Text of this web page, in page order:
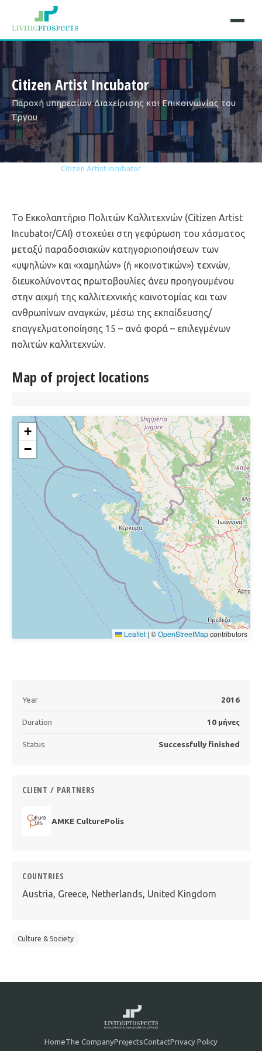
Citizen Artist Incubator
Παροχή υπηρεσίων Διαχείρισης και Επικοινωνίας του
Έργου
Citizen Artist Incubator
Το Εκκολαπτήριο Πολιτών Καλλιτεχνών (Citizen Artist
Incubator/CAI) στοχεύει στη γεφύρωση του χάσματος
μεταξύ παραδοσιακών κατηγοριοποιήσεων των
«υψηλών» και «χαμηλών» (ή «κοινοτικών») τεχνών,
διευκολύνοντας πρωτοβουλίες άνευ προηγουμένου
στην αιχμή της καλλιτεχνικής καινοτομίας και των
ανθρωπίνων αναγκών, μέσω της εκπαίδευσης/
επαγγελματοποίησης 15 – ανά φορά – επιλεγμένων
πολιτών καλλιτεχνών.
Map of project locations
+
−
Leaflet | ©OpenStreetMapcontributors
Year 2016
Duration 10 μήνες
Status Successfully finished
CLIENT / PARTNERS
AMKE CulturePolis
COUNTRIES
Austria, Greece, Netherlands, United Kingdom
Culture & Society
HomeThe CompanyProjectsContactPrivacy Policy